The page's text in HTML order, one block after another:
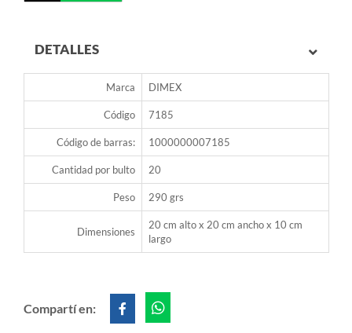
DETALLES
Marca DIMEX
Código 7185
Código de barras: 1000000007185
Cantidad por bulto 20
Peso 290 grs
Dimensiones
20 cm alto x 20 cm ancho x 10 cm
largo
Compartí en: